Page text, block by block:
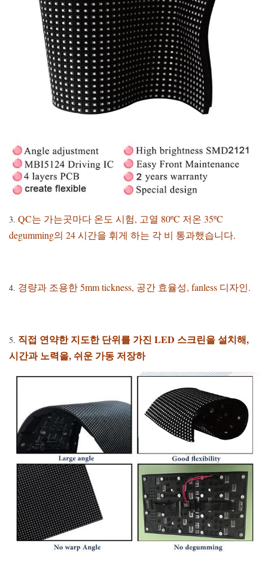
3. QC는 가는곳마다 온도 시험, 고열 80ºC 저온 35ºC
degumming의 24 시간을 휘게 하는 각 비 통과했습니다.
4. 경량과 조용한 5mm tickness, 공간 효율성, fanless 디자인.
5. 직접 연약한 지도한 단위를 가진 LED 스크린을 설치해,
시간과 노력을, 쉬운 가동 저장하